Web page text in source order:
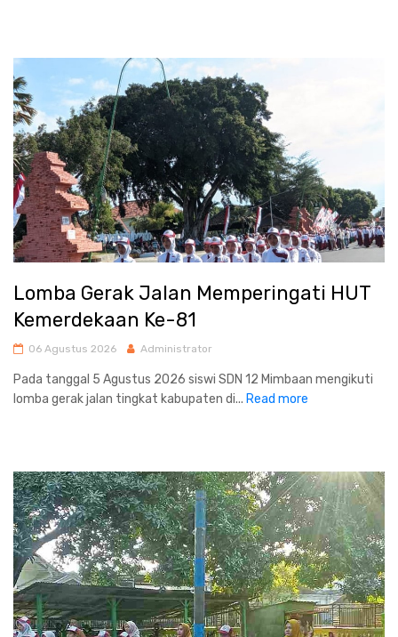
Lomba Gerak Jalan Memperingati HUT
Kemerdekaan Ke-81
06 Agustus 2026 Administrator
Pada tanggal 5 Agustus 2026 siswi SDN 12 Mimbaan mengikuti
lomba gerak jalan tingkat kabupaten di... Read more